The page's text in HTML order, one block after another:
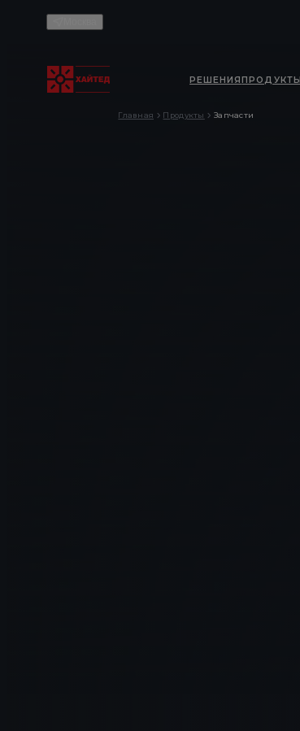
РЕШЕНИЯ ПРОДУКТЫ
Главная Продукты Запчасти